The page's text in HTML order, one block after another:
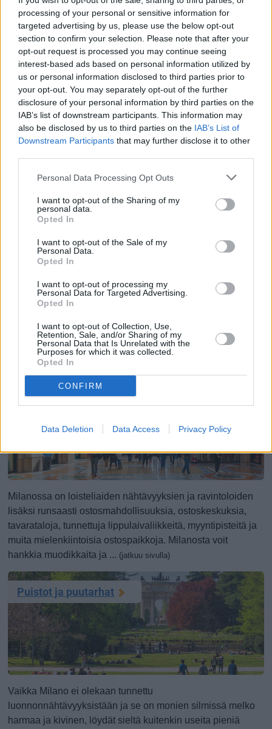
processing of your personal or sensitive information for
targeted advertising by us, please use the below opt-out
section to confirm your selection. Please note that after your
opt-out request is processed you may continue seeing
interest-based ads based on personal information utilized by
us or personal information disclosed to third parties prior to
your opt-out. You may separately opt-out of the further
disclosure of your personal information by third parties on the
IAB’s list of downstream participants. This information may
also be disclosed by us to third parties on the IAB’s List of
Downstream Participants that may further disclose it to other
Personal Data Processing Opt Outs
I want to opt-out of the Sharing of my
personal data.
Opted In
I want to opt-out of the Sale of my
Personal Data.
Opted In
I want to opt-out of processing my
Personal Data for Targeted Advertising.
Opted In
I want to opt-out of Collection, Use,
Retention, Sale, and/or Sharing of my
Personal Data that Is Unrelated with the
Purposes for which it was collected.
Opted In
CONFIRM
Data Deletion Data Access Privacy Policy
Muuta ajanvietettä
Milanossa on tarjolla monia perinteisiä nähtävyyksiä, kuten
korkeatasoisia museoita, ostosmahdollisuuksia ja
jalkapallo-otteluita. Näiden lisäksi kaupungista löytyy myös
Nähtävää ja koettavaa lapsille ja
nuorille
Jos matkustat Milanoon perheen kanssa, löydät
vaikka kaupungin vilkkaus ja kuumat kesäsäät eivät
välttämättä teekään siitä ihanteellisinta lomakohdetta
lapsiperheille ...
Ostokset, shoppailualueet ja
hintataso
Milanossa on loisteliaiden nähtävyyksien ja ravintoloiden
lisäksi runsaasti ostosmahdollisuuksia, ostoskeskuksia,
tavarataloja, tunnettuja lippulaivaliikkeitä, myyntipisteitä ja
muita mielenkiintoisia ostospaikkoja. Milanosta voit
hankkia muodikkaita ja ... (jatkuu sivulla)
Puistot ja puutarhat
Vaikka Milano ei olekaan tunnettu
luonnonnähtävyyksistään ja se on monien silmissä melko
harmaa ja kivinen, löydät sieltä kuitenkin useita pieniä